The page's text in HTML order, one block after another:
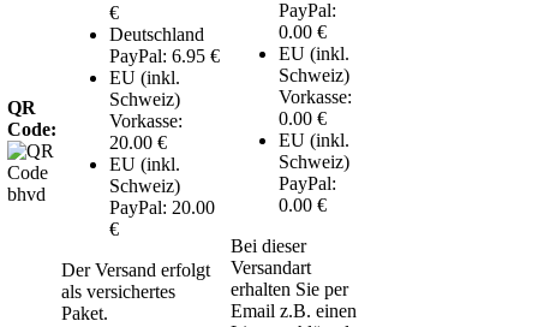
QR
Code:
€
Deutschland
PayPal: 6.95 €
EU (inkl.
Schweiz)
Vorkasse:
20.00 €
EU (inkl.
Schweiz)
PayPal: 20.00
€
Der Versand erfolgt
als versichertes
Paket.
PayPal:
0.00 €
EU (inkl.
Schweiz)
Vorkasse:
0.00 €
EU (inkl.
Schweiz)
PayPal:
0.00 €
Bei dieser
Versandart
erhalten Sie per
Email z.B. einen